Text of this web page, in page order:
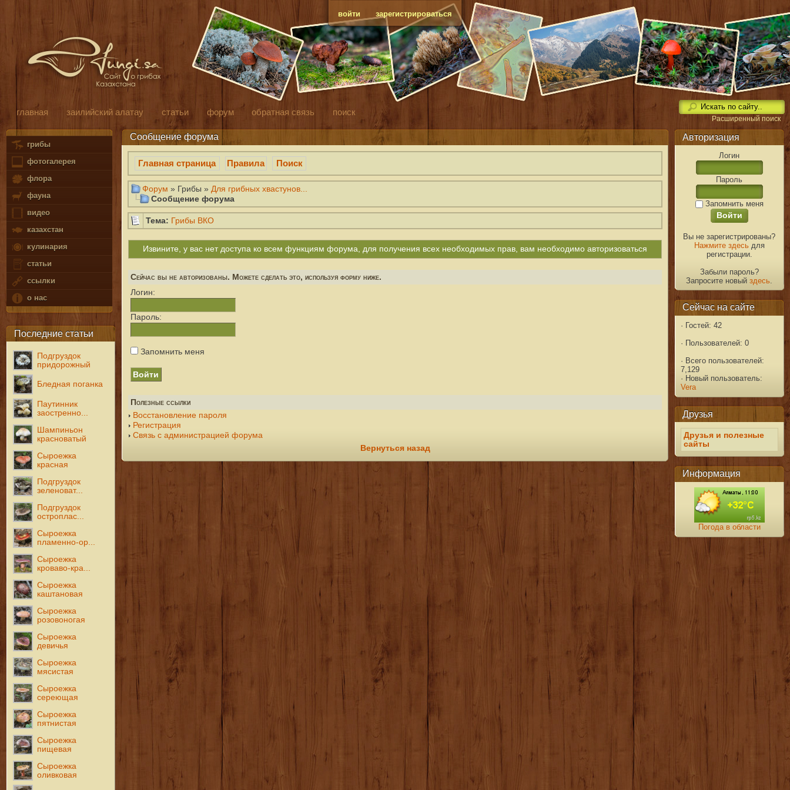
войти зарегистрироваться
главная заилийский алатау статьи форум обратная связь поиск
Расширенный поиск
грибы
фотогалерея
флора
фауна
видео
казахстан
кулинария
статьи
ссылки
о нас
Последние статьи
Подгруздок
придорожный
Бледная поганка
Паутинник
заостренно...
Шампиньон
красноватый
Сыроежка
красная
Подгруздок
зеленоват...
Подгруздок
остроплас...
Сыроежка
пламенно-ор...
Сыроежка
кроваво-кра...
Сыроежка
каштановая
Сыроежка
розовоногая
Сыроежка
девичья
Сыроежка
мясистая
Сыроежка
сереющая
Сыроежка
пятнистая
Сыроежка
пищевая
Сыроежка
оливковая
Авторизация
Логин
Пароль
Запомнить меня
Вы не зарегистрированы?
Нажмите здесьдля
регистрации.
Забыли пароль?
Запросите новыйздесь
Сейчас на сайте
· Гостей: 42
· Пользователей: 0
· Всего пользователей:
7,129
· Новый пользователь:
Vera
Друзья
Друзья и полезные
сайты
Информация
Погода в области
Сообщение форума
Главная страница Правила Поиск
Форум » Грибы » Для грибных хвастунов...
Сообщение форума
Тема: Грибы ВКО
Извините, у вас нет доступа ко всем функциям форума, для получения всех необходимых прав, вам необходимо авторизоваться
Сейчас вы не авторизованы. Можете сделать это, используя форму ниже.
Логин:
Пароль:
Запомнить меня
Полезные ссылки
Восстановление пароля
Регистрация
Связь с администрацией форума
Вернуться назад